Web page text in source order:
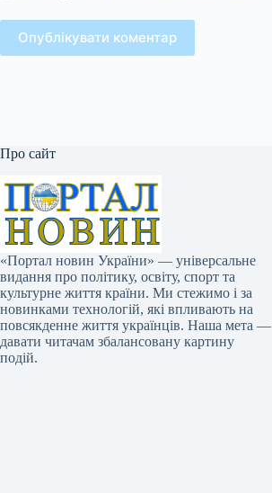
Опублікувати коментар
Про сайт
«Портал новин України» — універсальне
видання про політику, освіту, спорт та
культурне життя країни. Ми стежимо і за
новинками технологій, які впливають на
повсякденне життя українців. Наша мета —
давати читачам збалансовану картину
подій.